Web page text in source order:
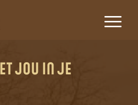
JOU IN JE